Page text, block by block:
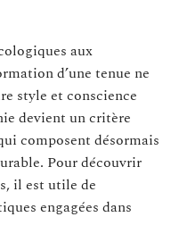
aux
d’une tenue ne
style et conscience
devient un critère
composent désormais
Pour découvrir
il est utile de
engagées dans